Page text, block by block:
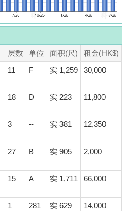
层数 单位 面积(尺)
租金(HK$)
11 F 实 1,259 30,000
18 D 实 223 11,800
3 -- 实 381 12,350
27 B 实 905 2,000
15 A 实 1,711 66,000
1 281 实 629 14,000